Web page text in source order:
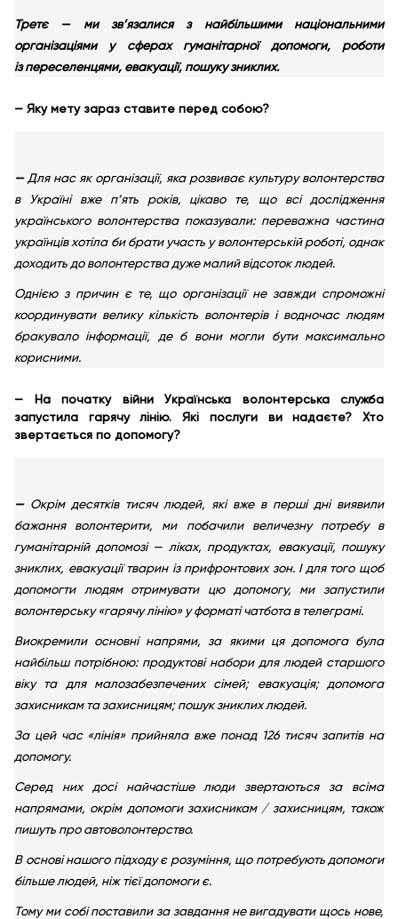
Третє — ми зв’язалися з найбільшими національними
організаціями у сферах гуманітарної допомоги, роботи
із переселенцями, евакуації, пошуку зниклих.
— Яку мету зараз ставите перед собою?
—Для нас як організації, яка розвиває культуру волонтерства
в Україні вже п’ять років, цікаво те, що всі дослідження
українського волонтерства показували: переважна частина
українців хотіла би брати участь у волонтерській роботі, однак
доходить до волонтерства дуже малий відсоток людей.
Однією з причин є те, що організації не завжди спроможні
координувати велику кількість волонтерів і водночас людям
бракувало інформації, де б вони могли бути максимально
корисними.
— На початку війни Українська волонтерська служба
запустила гарячу лінію. Які послуги ви надаєте? Хто
звертається по допомогу?
—Окрім десятків тисяч людей, які вже в перші дні виявили
бажання волонтерити, ми побачили величезну потребу в
гуманітарній допомозі — ліках, продуктах, евакуації, пошуку
зниклих, евакуації тварин із прифронтових зон. І для того щоб
допомогти людям отримувати цю допомогу, ми запустили
волонтерську «гарячу лінію» у форматі чатбота в телеграмі.
Виокремили основні напрями, за якими ця допомога була
найбільш потрібною: продуктові набори для людей старшого
віку та для малозабезпечених сімей; евакуація; допомога
захисникам та захисницям; пошук зниклих людей.
За цей час «лінія» прийняла вже понад 126 тисяч запитів на
допомогу.
Серед них досі найчастіше люди звертаються за всіма
напрямами, окрім допомоги захисникам / захисницям, також
пишуть про автоволонтерство.
В основі нашого підходу є розуміння, що потребують допомоги
більше людей, ніж тієї допомоги є.
Тому ми собі поставили за завдання не вигадувати щось нове,